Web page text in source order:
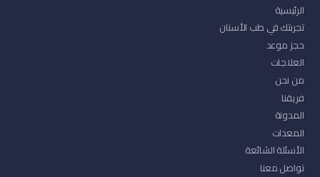
الرئيسية
تجربتك في طب الأسنان
حجز موعد
العلاجات
من نحن
فريقنا
المدونة
المعدات
الأسئلة الشائعة
تواصل معنا